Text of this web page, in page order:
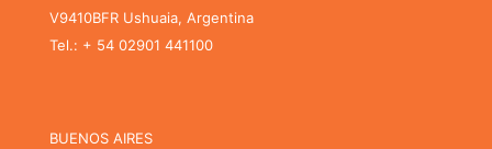
V9410BFR Ushuaia, Argentina
Tel.: + 54 02901 441100
BUENOS AIRES